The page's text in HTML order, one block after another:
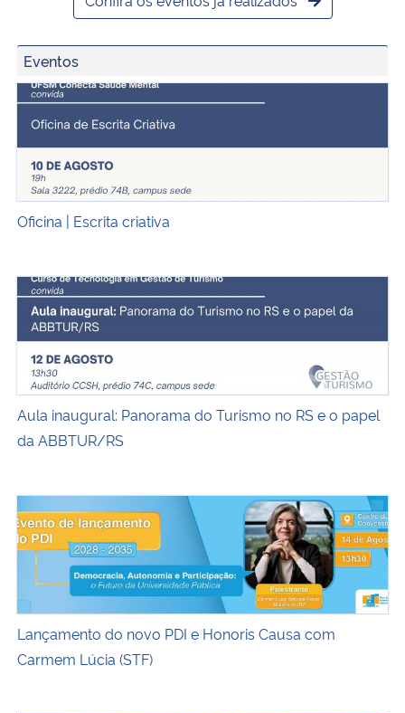
Eventos
Oficina | Escrita criativa
Oficina | Escrita criativa
Aula inaugural: Panorama do Turismo no RS e o papel
Aula inaugural: Panorama do Turismo no RS e o papel
da ABBTUR/RS
Banner web evento ministra carmen lúcia - 14/08 às
Lançamento do novo PDI e Honoris Causa com
Carmem Lúcia (STF)